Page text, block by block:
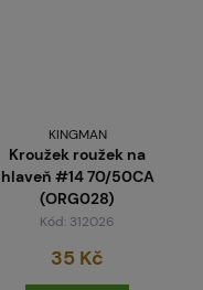
KINGMAN
Kroužek roužek na
hlaveň #14 70/50CA
(ORG028)
Kód: 312026
35 Kč